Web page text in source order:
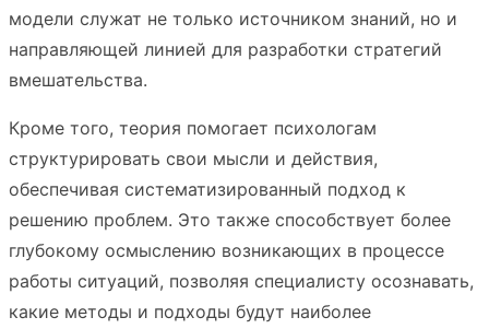
модели служат не только источником знаний, но и
направляющей линией для разработки стратегий
вмешательства.
Кроме того, теория помогает психологам
структурировать свои мысли и действия,
обеспечивая систематизированный подход к
решению проблем. Это также способствует более
глубокому осмыслению возникающих в процессе
работы ситуаций, позволяя специалисту осознавать,
какие методы и подходы будут наиболее